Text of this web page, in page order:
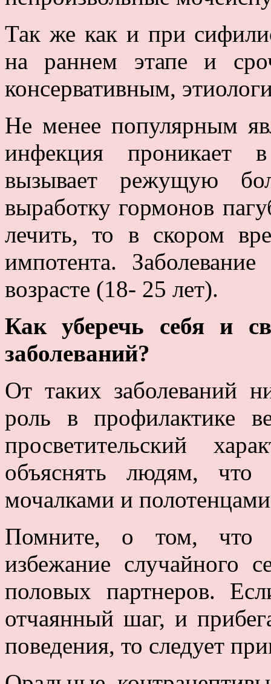
Так же как и при
на раннем этапе и
консервативным,
Не менее популярным
инфекция проникает в
вызывает режущую
выработку гормонов
лечить, то в скором
импотента.
возрасте (18- 25 лет).
Как уберечь себя и
заболеваний?
От таких заболеваний
роль в профилактике
просветительский
объяснять людям, что
мочалками и
Помните, о том, что
избежание случайного
половых партнеров.
отчаянный шаг, и
поведения, то следует